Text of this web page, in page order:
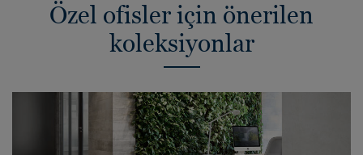
Özel ofisler için önerilen
koleksiyonlar